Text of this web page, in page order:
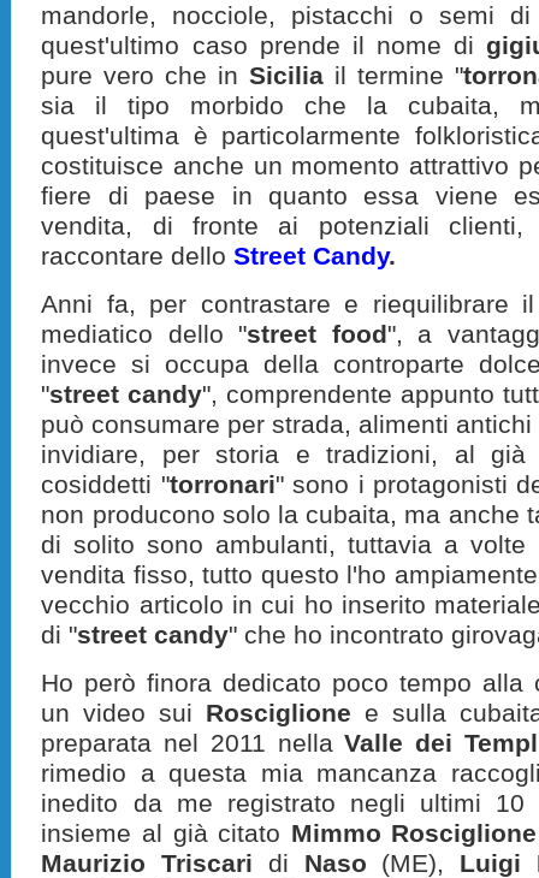
mandorle, nocciole, pistacchi o semi
quest'ultimo caso prende il nome di
pure vero che inSicilia il termine "
sia il tipo morbido che la cubaita,
quest'ultima è particolarmente
costituisce anche un momento attrattivo
fiere di paese in quanto essa viene
vendita, di fronte ai potenziali
raccontare delloStreet Candy.
Anni fa, per contrastare e riequilibrare
mediatico dello "street food", a
invece si occupa della controparte
"street candy", comprendente appunto
può consumare per strada, alimenti
invidiare, per storia e tradizioni, al già
cosiddetti "torronari" sono i protagonisti
non producono solo la cubaita, ma anche
di solito sono ambulanti, tuttavia a volte
vendita fisso, tutto questo l'ho
vecchio articolo in cui ho inserito
di "street candy" che ho incontrato
Ho però finora dedicato poco tempo alla
un video sui Rosciglione e sulla
preparata nel 2011 nellaValle dei
rimedio a questa mia mancanza
inedito da me registrato negli ultimi 10
insieme al già citato Mimmo
Maurizio Triscari di Naso (ME), Luigi